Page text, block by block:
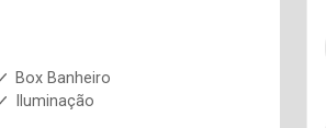
Box Banheiro
Iluminação